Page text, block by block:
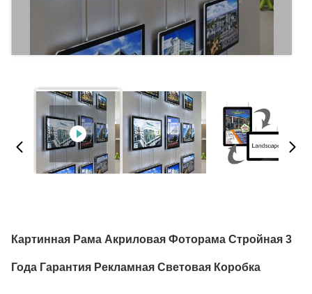
Картинная Рама Акриловая Фоторама Стройная 3
Года Гарантия Рекламная Световая Коробка